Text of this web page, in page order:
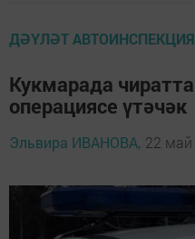
ДӘҮЛӘТ
Кукмарада
операциясе үтәчәк
Эльвира ИВАНОВА, 22 май